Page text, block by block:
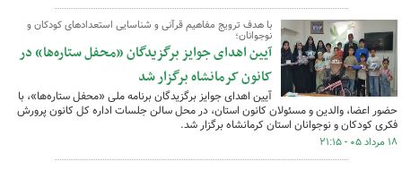
با هدف ترویج مفاهیم قرآنی و شناسایی استعدادهای کودکان و
نوجوانان؛
آیین اهدای جوایز برگزیدگان «محفل ستاره‌ها» در
کانون کرمانشاه برگزار شد
آیین اهدای جوایز برگزیدگان برنامه ملی «محفل ستاره‌ها»، با
حضور اعضا، والدین و مسئولان کانون استان، در محل سالن جلسات اداره کل کانون پرورش
فکری کودکان و نوجوانان استان کرمانشاه برگزار شد.
۱۸ مرداد ۰۵ - ۲۱:۱۵